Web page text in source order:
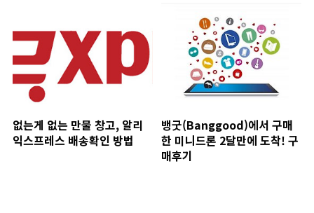
없는게 없는 만물 창고, 알리
익스프레스 배송확인 방법
뱅굿(Banggood)에서 구매
한 미니드론 2달만에 도착! 구
매후기